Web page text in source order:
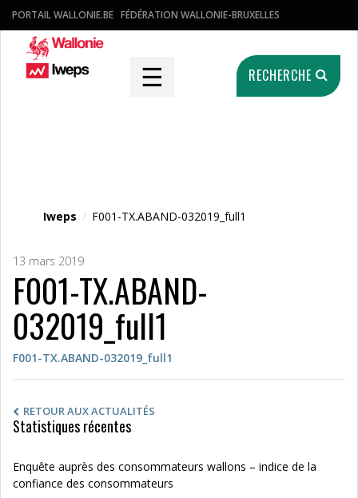
PORTAIL WALLONIE.BE FÉDÉRATION WALLONIE-BRUXELLES
☰ RECHERCHE
Iweps / F001-TX.ABAND-032019_full1
13 mars 2019
F001-TX.ABAND-
032019_full1
F001-TX.ABAND-032019_full1
RETOUR AUX ACTUALITÉS
Statistiques récentes
Enquête auprès des consommateurs wallons – indice de la
confiance des consommateurs